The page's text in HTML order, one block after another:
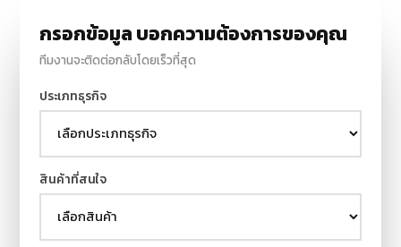
กรอกข้อมูล บอกความต้องการของคุณ
ทีมงานจะติดต่อกลับโดยเร็วที่สุด
ประเภทธุรกิจ
สินค้าที่สนใจ